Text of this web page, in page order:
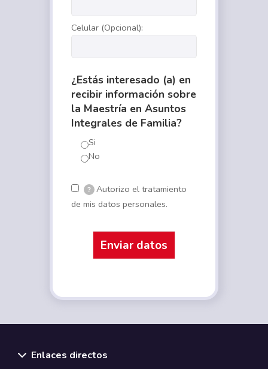
Celular (Opcional):
¿Estás interesado (a) en
recibir información sobre
la Maestría en Asuntos
Integrales de Familia?
Si
No
? Autorizo el tratamiento
de mis datos personales.
Enlaces directos